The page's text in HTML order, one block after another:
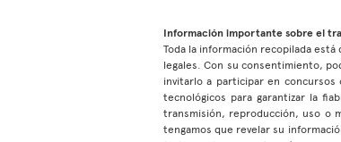
Información importante sobre el
Toda la información recopilada
legales. Con su consentimiento,
invitarlo a participar en concursos
tecnológicos para garantizar la
transmisión, reproducción, uso o
tengamos que revelar su